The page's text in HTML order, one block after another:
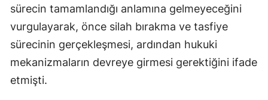
sürecin tamamlandığı anlamına gelmeyeceğini
vurgulayarak, önce silah bırakma ve tasfiye
sürecinin gerçekleşmesi, ardından hukuki
mekanizmaların devreye girmesi gerektiğini ifade
etmişti.